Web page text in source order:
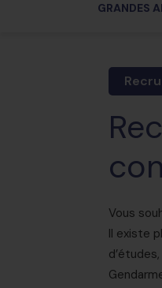
GRANDES
Vous
Il existe